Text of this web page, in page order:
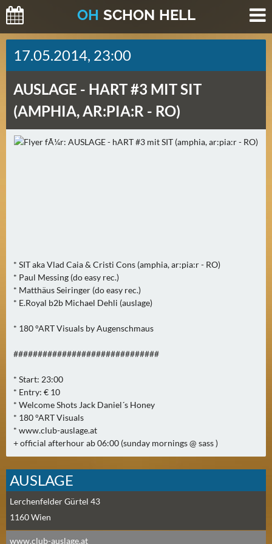
OH SCHON HELL
H
E
T
E
(
0
(
2
U
B
R
M
O
R
G
E
N
(
2
)
17.05.2014, 23:00
AUSLAGE - HART #3 MIT SIT
(AMPHIA, AR:PIA:R - RO)
* SIT aka Vlad Caia & Cristi Cons (amphia, ar:pia:r - RO)
* Paul Messing (do easy rec.)
* Matthäus Seiringer (do easy rec.)
* E.Royal b2b Michael Dehli (auslage)
* 180 °ART Visuals by Augenschmaus
##############################
* Start: 23:00
* Entry: € 10
* Welcome Shots Jack Daniel´s Honey
* 180 °ART Visuals
* www.club-auslage.at
+ official afterhour ab 06:00 (sunday mornings @ sass )
AUSLAGE
Lerchenfelder Gürtel 43
1160Wien
www.club-auslage.at